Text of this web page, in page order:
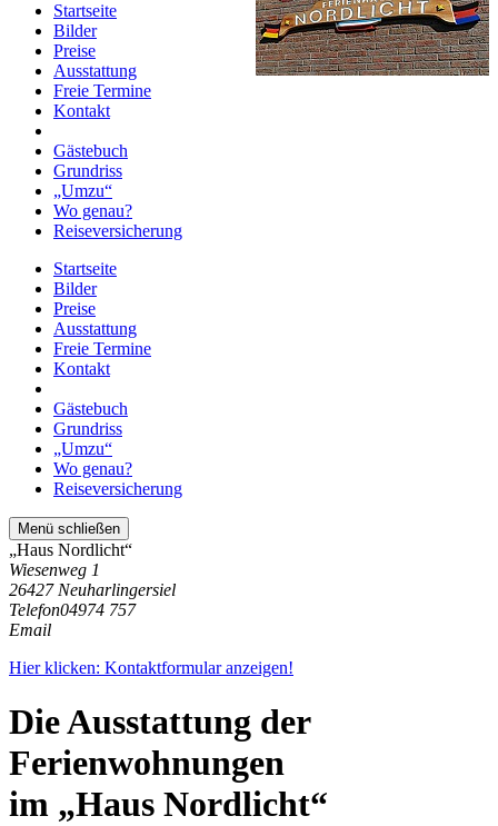
Startseite
Bilder
Preise
Ausstattung
Freie Termine
Kontakt
Gästebuch
Grundriss
„Umzu“
Wo genau?
Reiseversicherung
Startseite
Bilder
Preise
Ausstattung
Freie Termine
Kontakt
Gästebuch
Grundriss
„Umzu“
Wo genau?
Reiseversicherung
Menü schließen
„Haus Nordlicht“
Wiesenweg 1
26427 Neuharlingersiel
Telefon04974 757
Email
Hier klicken: Kontaktformular anzeigen!
Die Ausstattung der
Ferienwohnungen
im „Haus Nordlicht“